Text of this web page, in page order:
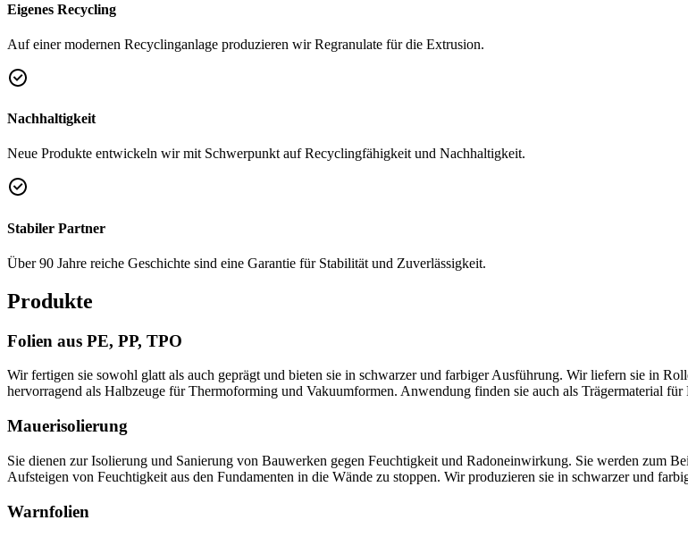
Eigenes Recycling
Auf einer modernen Recyclinganlage produzieren wir Regranulate für die Extrusion.
Nachhaltigkeit
Neue Produkte entwickeln wir mit Schwerpunkt auf Recyclingfähigkeit und Nachhaltigkeit.
Stabiler Partner
Über 90 Jahre reiche Geschichte sind eine Garantie für Stabilität und Zuverlässigkeit.
Produkte
Folien aus PE, PP, TPO
Wir fertigen sie sowohl glatt als auch geprägt und bieten sie in schwarzer und farbiger Ausführung. Wir liefern sie in
hervorragend als Halbzeuge für Thermoforming und Vakuumformen. Anwendung finden sie auch als Trägermaterial
Mauerisolierung
Sie dienen zur Isolierung und Sanierung von Bauwerken gegen Feuchtigkeit und Radoneinwirkung. Sie werden zum
Aufsteigen von Feuchtigkeit aus den Fundamenten in die Wände zu stoppen. Wir produzieren sie in schwarzer und
Warnfolien